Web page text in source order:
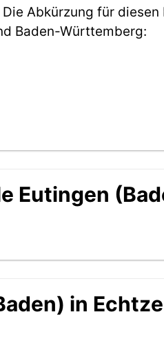
Die Abkürzung für
Baden-Württemberg:
Eutingen
in